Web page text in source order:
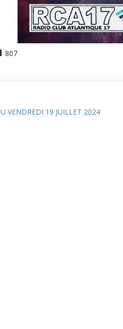
807
VENDREDI 19 JUILLET 2024